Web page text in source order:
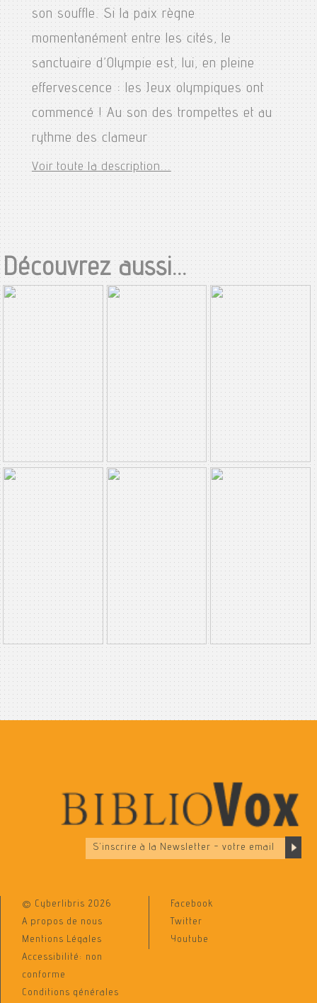
son souffle. Si la paix règne
momentanément entre les cités, le
sanctuaire d’Olympie est, lui, en pleine
effervescence : les Jeux olympiques ont
commencé ! Au son des trompettes et au
rythme des clameur
Voir toute la description...
Découvrez aussi...
© Cyberlibris 2026
A propos de nous
Mentions Légales
Accessibilité: non
conforme
Conditions générales
Facebook
Twitter
Youtube